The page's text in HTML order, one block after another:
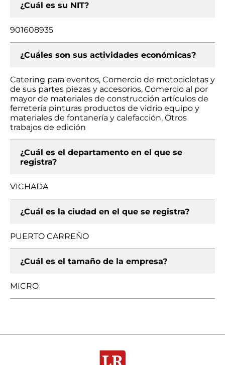
¿Cuál es su NIT?
901608935
¿Cuáles son sus actividades económicas?
Catering para eventos, Comercio de motocicletas y
de sus partes piezas y accesorios, Comercio al por
mayor de materiales de construcción artículos de
ferretería pinturas productos de vidrio equipo y
materiales de fontanería y calefacción, Otros
trabajos de edición
¿Cuál es el departamento en el que se
registra?
VICHADA
¿Cuál es la ciudad en el que se registra?
PUERTO CARREÑO
¿Cuál es el tamaño de la empresa?
MICRO